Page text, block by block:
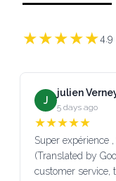
★★★★★4.9
J
julien
5 days ago
★★★★★
Super expérience
(Translated by
customer service,